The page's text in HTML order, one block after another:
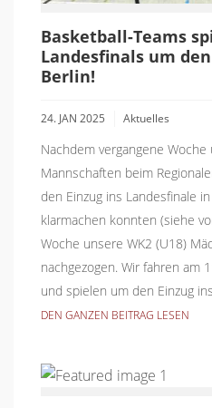
Basketball-Teams
Landesfinals um
Berlin!
24. JAN 2025 Aktuelles
Nachdem vergangene
Mannschaften beim
den Einzug ins Landesfinale
klarmachen konnten (siehe
Woche unsere WK2 (U18)
nachgezogen. Wir fahren am
und spielen um den Einzug
DEN GANZEN BEITRAG LESEN